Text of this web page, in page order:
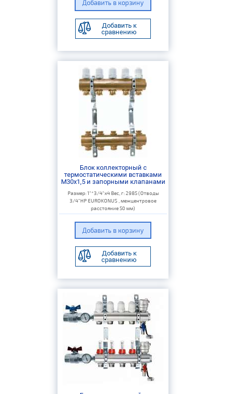
Добавить к
сравнению
Блок коллекторный с
термостатическими вставками
M30x1,5 и запорными клапанами
Размер: 1"*3/4"х4 Вес, г: 2985 (Отводы
3/4"НР EUROKONUS , межцентровое
расстояние 50 мм)
Добавить к
сравнению